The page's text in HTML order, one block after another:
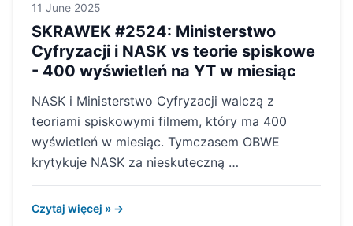
11 June 2025
SKRAWEK #2524: Ministerstwo
Cyfryzacji i NASK vs teorie spiskowe
- 400 wyświetleń na YT w miesiąc
NASK i Ministerstwo Cyfryzacji walczą z
teoriami spiskowymi filmem, który ma 400
wyświetleń w miesiąc. Tymczasem OBWE
krytykuje NASK za nieskuteczną …
Czytaj więcej » →